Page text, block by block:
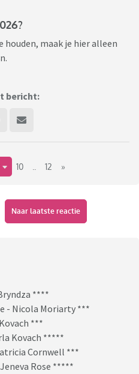
maak je hier alleen
bericht:
10 12 »
Naar laatste reactie
****
- Nicola Moriarty ***
***
Kovach *****
Cornwell ***
Rose *****